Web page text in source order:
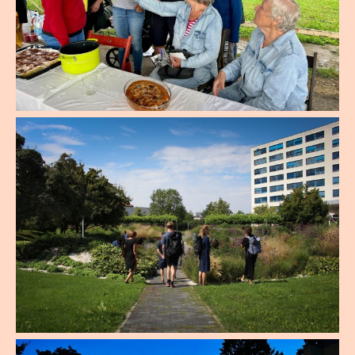
hrála v zásobování města pitnou vodou
hlavní roli.REZERVACE
Naučná stezka o vodárenství - areál
Vodárenské věže.
tenisového kurtu
15:00 – 18:00 Sousedské setkání u Meťáku –
> Sousedé z Rožnova na jednom místě, ve
společném rozhovoru. Grilování a domácí
koláče.
15:00 - 17:00 Plénum územní skupiny –>
Přijměte pozvání na setkání se členy místní
územní skupiny v čele s Petrem Vodrážkou.
Využijte možnosti zeptat se na to, co vás
zajímá, nebo sdílet své názory i nápady pro
lepší sousedství.
Čevak
Kachna na prameni - napínavá městská
šifrovací kryptohra. Ne náhodou začíná v
areálu Vodárenské věže, která historicky
hrála v zásobování města pitnou vodou